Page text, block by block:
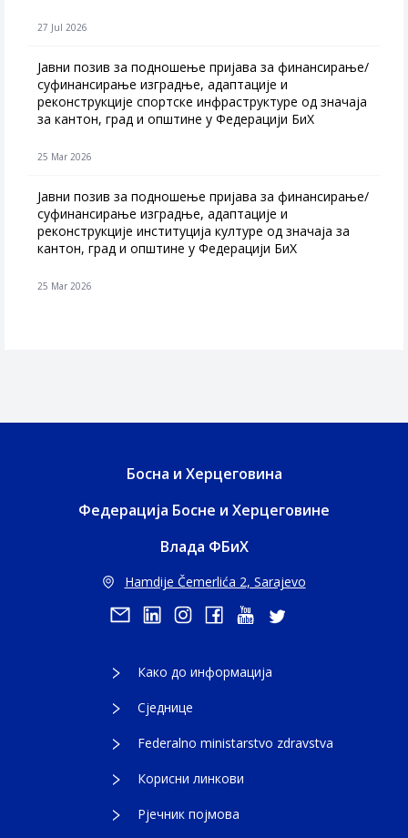
27 Jul 2026
Jавни позив за подношење пријава за финансирање/
суфинансирање изградње, адаптације и
реконструкције спортске инфраструктуре од значаја
за кантон, град и општине у Федерацији БиХ
25 Mar 2026
Јавни позив за подношење пријава за финансирање/
суфинансирање изградње, адаптације и
реконструкције институција културе од значаја за
кантон, град и општине у Федерацији БиХ
25 Mar 2026
Босна и Херцеговина
Федерација Босне и Херцеговине
Влада ФБиХ
Hamdije Čemerlića 2, Sarajevo
Како до информација
Сједнице
Federalno ministarstvo zdravstva
Корисни линкови
Рјечник појмова